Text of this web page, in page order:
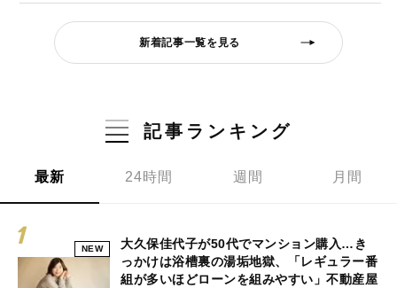
新着記事一覧を見る
記事ランキング
最新 24時間 週間 月間
NEW
大久保佳代子が50代でマンション購入…き
っかけは浴槽裏の湯垢地獄、「レギュラー番
組が多いほどローンを組みやすい」不動産屋